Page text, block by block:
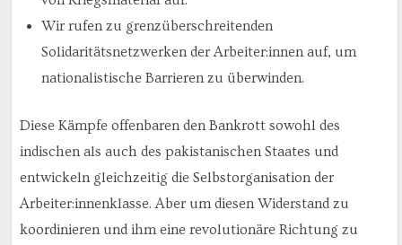
Wir rufen zu grenzüberschreitenden
Solidaritätsnetzwerken der Arbeiter:innen auf, um
nationalistische Barrieren zu überwinden.
Diese Kämpfe offenbaren den Bankrott sowohl des
indischen als auch des pakistanischen Staates und
entwickeln gleichzeitig die Selbstorganisation der
Arbeiter:innenklasse. Aber um diesen Widerstand zu
koordinieren und ihm eine revolutionäre Richtung zu